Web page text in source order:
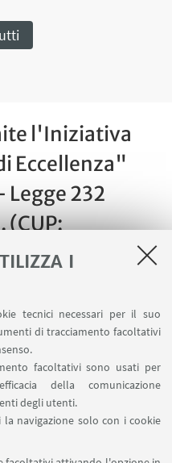
I
tecnici necessari per il suo
di tracciamento facoltativi
facoltativi sono usati per
della comunicazione
degli utenti.
navigazione solo con i cookie
l'Iniziativa
Eccellenza"
Legge 232
(CUP: